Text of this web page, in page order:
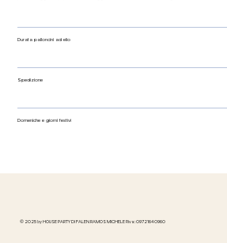
Durata palloncini ad elio
Spedizione
Domeniche e giorni festivi
© 2025 by HOUSE PARTY DI FALEN RAMOS MICHELE P.iva: 09721640960